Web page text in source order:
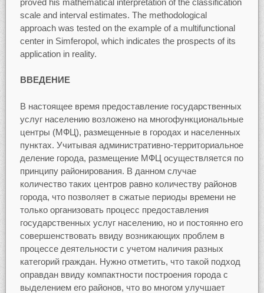
proved his mathematical interpretation of the classification
scale and interval estimates. The methodological
approach was tested on the example of a multifunctional
center in Simferopol, which indicates the prospects of its
application in reality.
ВВЕДЕНИЕ
В настоящее время предоставление государственных
услуг населению возложено на многофункциональные
центры (МФЦ), размещенные в городах и населенных
пунктах. Учитывая административно-территориальное
деление города, размещение МФЦ осуществляется по
принципу районирования. В данном случае
количество таких центров равно количеству районов
города, что позволяет в сжатые периоды времени не
только организовать процесс предоставления
государственных услуг населению, но и постоянно его
совершенствовать ввиду возникающих проблем в
процессе деятельности с учетом наличия разных
категорий граждан. Нужно отметить, что такой подход
оправдан ввиду компактности построения города с
выделением его районов, что во многом улучшает